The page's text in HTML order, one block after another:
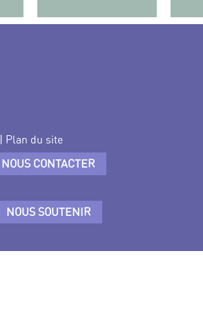
| Plan du site
NOUS CONTACTER
NOUS SOUTENIR